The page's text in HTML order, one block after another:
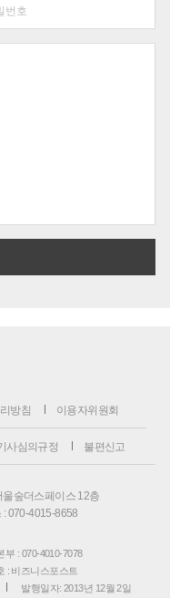
방침 이용자위원회
사심의규정 불편신고
숲더스페이스 12층
: 070-4015-8658
부 : 070-4010-7078
: 비즈니스포스트
발행일자: 2013년 12월 2일